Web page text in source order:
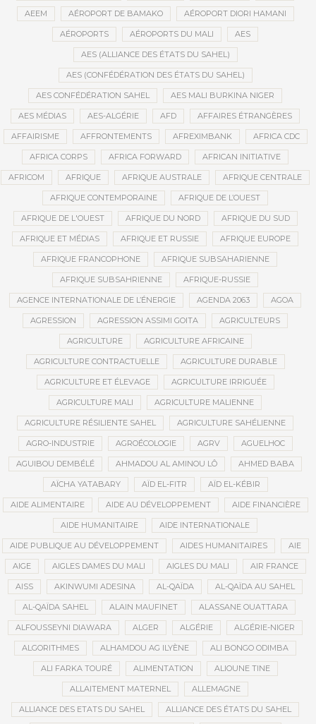
AEEM AÉROPORT DE BAMAKO AÉROPORT DIORI HAMANI
AÉROPORTS AÉROPORTS DU MALI AES
AES (ALLIANCE DES ÉTATS DU SAHEL)
AES (CONFÉDÉRATION DES ÉTATS DU SAHEL)
AES CONFÉDÉRATION SAHEL AES MALI BURKINA NIGER
AES MÉDIAS AES-ALGÉRIE AFD AFFAIRES ÉTRANGÈRES
AFFAIRISME AFFRONTEMENTS AFREXIMBANK AFRICA CDC
AFRICA CORPS AFRICA FORWARD AFRICAN INITIATIVE
AFRICOM AFRIQUE AFRIQUE AUSTRALE AFRIQUE CENTRALE
AFRIQUE CONTEMPORAINE AFRIQUE DE L’OUEST
AFRIQUE DE L'OUEST AFRIQUE DU NORD AFRIQUE DU SUD
AFRIQUE ET MÉDIAS AFRIQUE ET RUSSIE AFRIQUE EUROPE
AFRIQUE FRANCOPHONE AFRIQUE SUBSAHARIENNE
AFRIQUE SUBSAHRIENNE AFRIQUE-RUSSIE
AGENCE INTERNATIONALE DE L’ÉNERGIE AGENDA 2063 AGOA
AGRESSION AGRESSION ASSIMI GOITA AGRICULTEURS
AGRICULTURE AGRICULTURE AFRICAINE
AGRICULTURE CONTRACTUELLE AGRICULTURE DURABLE
AGRICULTURE ET ÉLEVAGE AGRICULTURE IRRIGUÉE
AGRICULTURE MALI AGRICULTURE MALIENNE
AGRICULTURE RÉSILIENTE SAHEL AGRICULTURE SAHÉLIENNE
AGRO-INDUSTRIE AGROÉCOLOGIE AGRV AGUELHOC
AGUIBOU DEMBÉLÉ AHMADOU AL AMINOU LÔ AHMED BABA
AÏCHA YATABARY AÏD EL-FITR AÏD EL-KÉBIR
AIDE ALIMENTAIRE AIDE AU DÉVELOPPEMENT AIDE FINANCIÈRE
AIDE HUMANITAIRE AIDE INTERNATIONALE
AIDE PUBLIQUE AU DÉVELOPPEMENT AIDES HUMANITAIRES AIE
AIGE AIGLES DAMES DU MALI AIGLES DU MALI AIR FRANCE
AISS AKINWUMI ADESINA AL-QAÏDA AL-QAÏDA AU SAHEL
AL-QAÏDA SAHEL ALAIN MAUFINET ALASSANE OUATTARA
ALFOUSSEYNI DIAWARA ALGER ALGÉRIE ALGÉRIE-NIGER
ALGORITHMES ALHAMDOU AG ILYÈNE ALI BONGO ODIMBA
ALI FARKA TOURÉ ALIMENTATION ALIOUNE TINE
ALLAITEMENT MATERNEL ALLEMAGNE
ALLIANCE DES ETATS DU SAHEL ALLIANCE DES ÉTATS DU SAHEL